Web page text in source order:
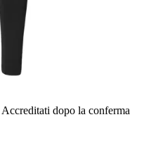
Accreditati dopo la conferma